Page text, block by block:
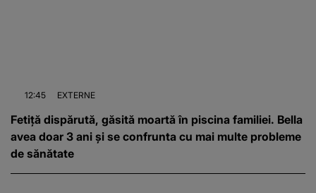
12:45 EXTERNE
Fetiță dispărută, găsită moartă în piscina familiei. Bella
avea doar 3 ani și se confrunta cu mai multe probleme
de sănătate